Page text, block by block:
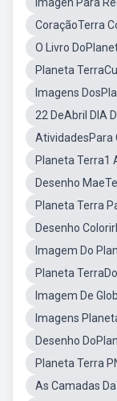
CoraçãoTerra
O Livro
Planeta
Imagens
22 DeAbril DIA
AtividadesPara
Planeta Terra1
Desenho
Planeta Terra
Desenho
Imagem Do
Planeta
Imagem De
Imagens
Desenho
Planeta Terra
As Camadas